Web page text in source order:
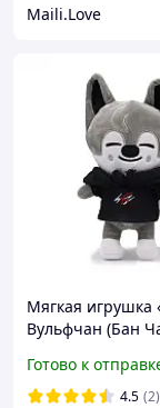
Maili.Love
Мягкая игрушка
Вульфчан (Бан
(Hoodie ver.)
Готово к
4.5 (2)